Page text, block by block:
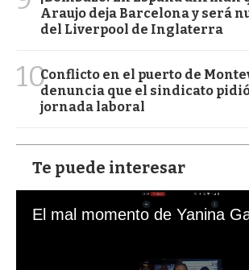
Araujo deja Barcelona y será
del Liverpool de Inglaterra
10Conflicto en el puerto de
denuncia que el sindicato
jornada laboral
Te puede interesar